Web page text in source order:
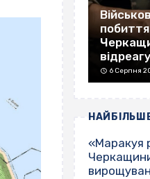
6 Серпня
«Маракуя